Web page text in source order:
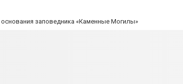
заповедника «Каменные Могилы»